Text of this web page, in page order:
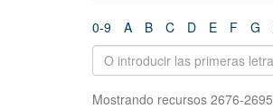
0-9 A B C D E F G
Mostrando recursos 2676-